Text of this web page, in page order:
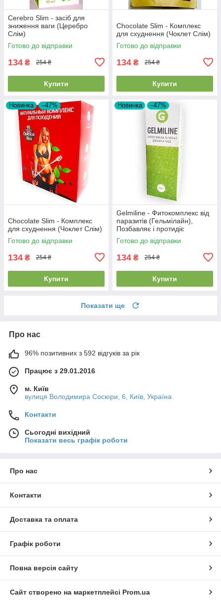
Cerebro Slim - засіб для
зниження ваги (Церебро
Слім)
Готово до відправки
134 ₴ 254 ₴
Купити
Chocolate Slim - Комплекс
для схуднення (Чоклет Слім)
Готово до відправки
134 ₴ 254 ₴
Купити
Новинка –47%
Chocolate Slim - Комплекс
для схуднення (Чоклет Слім)
Готово до відправки
134 ₴ 254 ₴
Купити
Новинка –47%
Gelmiline - Фитокомплекс від
паразитів (Гельмілайн),
Позбавляє і протидіє
паразитам в майбутньому
Готово до відправки
134 ₴ 254 ₴
Купити
Показати ще
Про нас
96% позитивних з 592 відгуків за рік
Працює з 29.01.2016
м. Київ
вулиця Володимира Сосюри, 6, Київ, Україна
Контакти
Сьогодні вихідний
Показати весь графік роботи
Про нас
Контакти
Доставка та оплата
Графік роботи
Повна версія сайту
Сайт створено на маркетплейсі Prom.ua